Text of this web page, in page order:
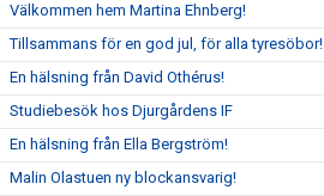
Välkommen hem Martina Ehnberg!
Tillsammans för en god jul, för alla tyresöbor!
En hälsning från David Othérus!
Studiebesök hos Djurgårdens IF
En hälsning från Ella Bergström!
Malin Olastuen ny blockansvarig!